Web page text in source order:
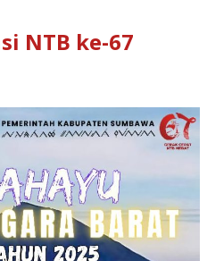
NTB ke-67